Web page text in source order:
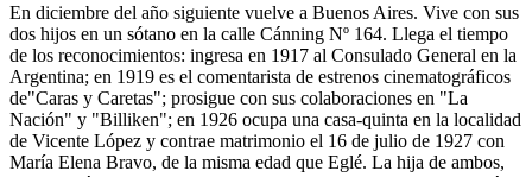
En diciembre del año siguiente vuelve a Buenos Aires. Vive con sus
dos hijos en un sótano en la calle Cánning Nº 164. Llega el tiempo
de los reconocimientos: ingresa en 1917 al Consulado General en la
Argentina; en 1919 es el comentarista de estrenos cinematográficos
de"Caras y Caretas"; prosigue con sus colaboraciones en "La
Nación" y "Billiken"; en 1926 ocupa una casa-quinta en la localidad
de Vicente López y contrae matrimonio el 16 de julio de 1927 con
María Elena Bravo, de la misma edad que Eglé. La hija de ambos,